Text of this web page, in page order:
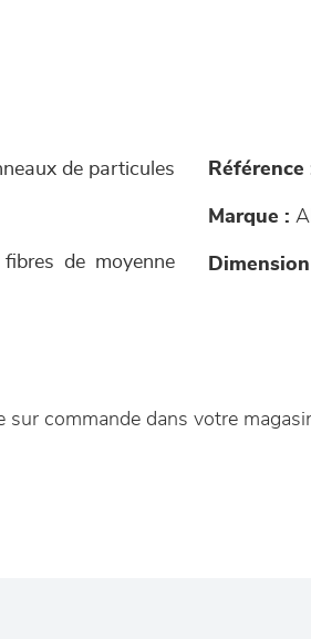
de particules
de moyenne
Référence
Marque :
commande dans votre